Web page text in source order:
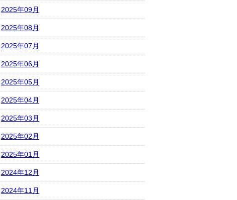
2025年09月
2025年08月
2025年07月
2025年06月
2025年05月
2025年04月
2025年03月
2025年02月
2025年01月
2024年12月
2024年11月